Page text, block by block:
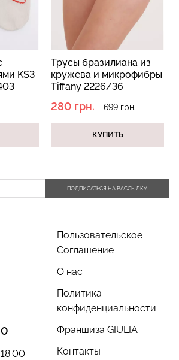
KS3
Трусы бразилиана из
кружева и микрофибры
Tiffany 2226/36
280 грн. 699 грн.
КУПИТЬ
ПОДПИСАТЬСЯ НА РАССЫЛКУ
Пользовательское
Соглашение
О нас
Политика
конфиденциальности
Франшиза GIULIA
Контакты
Велосипедки с пуш-ап
эффектом бесшовные
454 грн.649 грн.